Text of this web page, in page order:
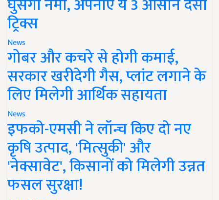
घुसेगी नमी, अपनाएं ये 3 आसान देसी
ट्रिक्स
News
गोबर और कचरे से होगी कमाई,
सरकार खरीदेगी गैस, प्लांट लगाने के
लिए मिलेगी आर्थिक सहायता
News
इफको-एमसी ने लॉन्च किए दो नए
कृषि उत्पाद, 'मित्सुकी' और
'नेक्सावेट', किसानों को मिलेगी उन्नत
फसल सुरक्षा!